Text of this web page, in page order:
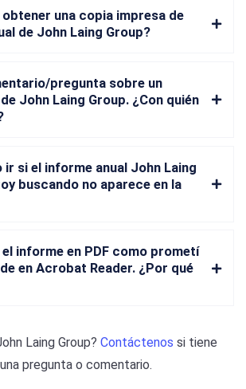
obtener una copia impresa de
de John Laing Group?
pregunta sobre un
John Laing Group. ¿Con quién
ir si el informe anual John Laing
buscando no aparece en la
informe en PDF como prometí
en Acrobat Reader. ¿Por qué
Laing Group? Contáctenos si tiene
pregunta o comentario.